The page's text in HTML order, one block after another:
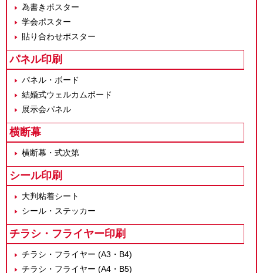
為書きポスター
学会ポスター
貼り合わせポスター
パネル印刷
パネル・ボード
結婚式ウェルカムボード
展示会パネル
横断幕
横断幕・式次第
シール印刷
大判粘着シート
シール・ステッカー
チラシ・フライヤー印刷
チラシ・フライヤー (A3・B4)
チラシ・フライヤー (A4・B5)